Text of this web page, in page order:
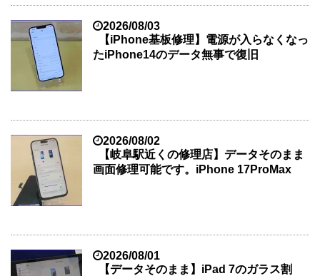
2026/08/03
【iPhone基板修理】電源が入らなくなっ
たiPhone14のデータ無事で復旧
2026/08/02
【岐阜駅近くの修理店】データそのまま
画面修理可能です。iPhone 17ProMax
2026/08/01
【データそのまま】iPad 7のガラス割